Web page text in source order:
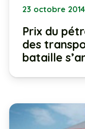
23 octobre 2014
Prix du
des
bataille